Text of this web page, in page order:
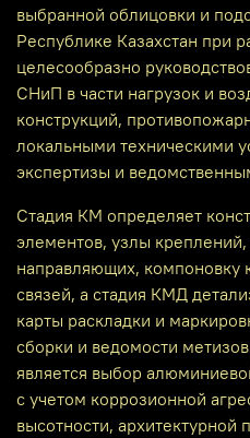
выбранной облицовки и
Республике Казахстан при
целесообразно
СНиП в части нагрузок и
конструкций,
локальными техническими
экспертизы и
Стадия КМ определяет
элементов, узлы
направляющих, компоновку
связей, а стадия КМД
карты раскладки и
сборки и ведомости
является выбор
с учетом коррозионной
высотности, архитектурной